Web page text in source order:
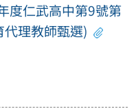
度仁武高中第9號第
理教師甄選)